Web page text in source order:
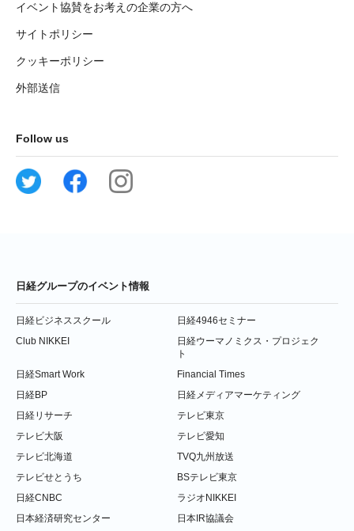
イベント協賛をお考えの企業の方へ
サイトポリシー
クッキーポリシー
外部送信
Follow us
日経グループのイベント情報
日経ビジネススクール
日経4946セミナー
Club NIKKEI
日経ウーマノミクス・プロジェク
ト
日経Smart Work
Financial Times
日経BP
日経メディアマーケティング
日経リサーチ
テレビ東京
テレビ大阪
テレビ愛知
テレビ北海道
TVQ九州放送
テレビせとうち
BSテレビ東京
日経CNBC
ラジオNIKKEI
日本経済研究センター
日本IR協議会